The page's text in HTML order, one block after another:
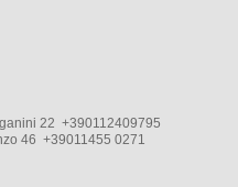
22 +390112409795
46 +39011455 0271